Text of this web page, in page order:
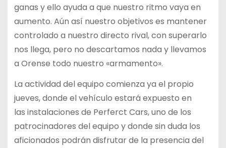
ganas y ello ayuda a que nuestro ritmo vaya en
aumento. Aún así nuestro objetivos es mantener
controlado a nuestro directo rival, con superarlo
nos llega, pero no descartamos nada y llevamos
a Orense todo nuestro «armamento».
La actividad del equipo comienza ya el propio
jueves, donde el vehículo estará expuesto en
las instalaciones de Perferct Cars, uno de los
patrocinadores del equipo y donde sin duda los
aficionados podrán disfrutar de la presencia del